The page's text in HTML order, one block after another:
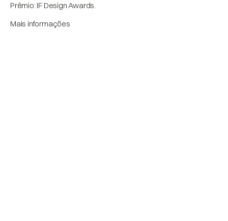
Prêmio: IF Design Awards.
Mais informações